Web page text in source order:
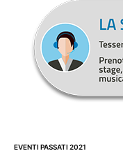
EVENTI PASSATI 2021